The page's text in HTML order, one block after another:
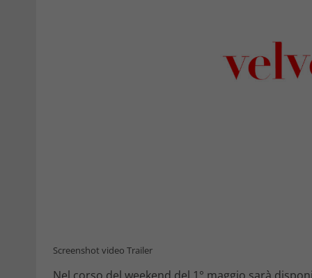
Screenshot video Trailer